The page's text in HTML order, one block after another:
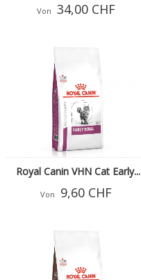
Von 34,00 CHF
Royal Canin VHN Cat Early...
Von 9,60 CHF